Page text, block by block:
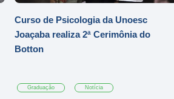
Curso de Psicologia da Unoesc
Joaçaba realiza 2ª Cerimônia do
Botton
Graduação Notícia